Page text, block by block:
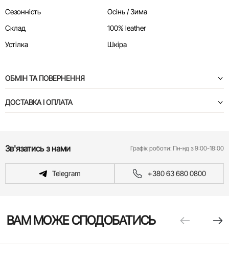
Сезонність
Осінь / Зима
Склад
100% leather
Устілка
Шкіра
ОБМІН ТА ПОВЕРНЕННЯ
ДОСТАВКА І ОПЛАТА
Зв'язатись з нами Графік роботи: Пн-нд з 9:00-18:00
Telegram +380 63 680 0800
ВАМ МОЖЕ СПОДОБАТИСЬ